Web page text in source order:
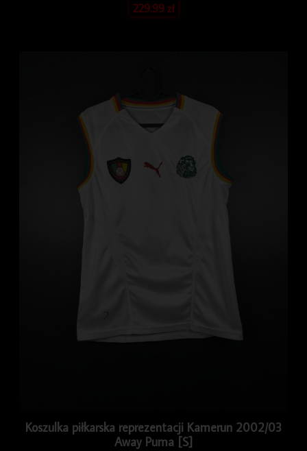
229.99zł
Koszulka piłkarska reprezentacji Kamerun 2002/03
Away Puma [S]